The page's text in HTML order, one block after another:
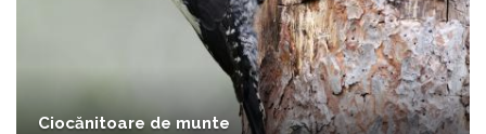
Ciocănitoare de munte